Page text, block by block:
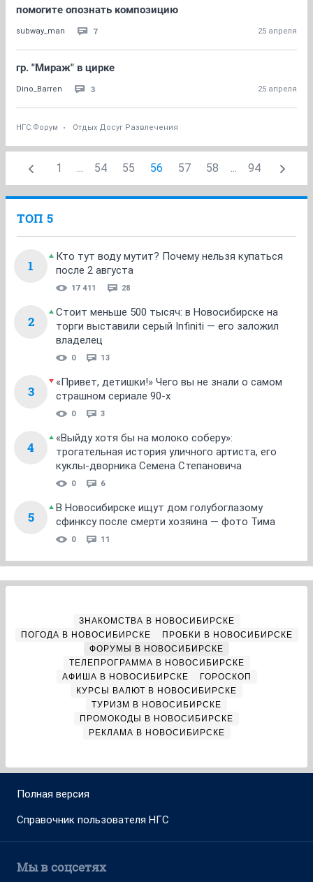
помогите опознать композицию
subway_man 7 25 апреля
гр. "Мираж" в цирке
Dino_Barren 3 25 апреля
НГС.Форум Отдых Досуг Развлечения
1 ... 54 55 56 57 58 ... 94
ТОП 5
1
Кто тут воду мутит? Почему нельзя купаться
после 2 августа
17 411 28
2
Стоит меньше 500 тысяч: в Новосибирске на
торги выставили серый Infiniti — его заложил
владелец
0 13
3
«Привет, детишки!» Чего вы не знали о самом
страшном сериале 90-х
0 3
4
«Выйду хотя бы на молоко соберу»:
трогательная история уличного артиста, его
куклы-дворника Семена Степановича
0 6
5
В Новосибирске ищут дом голубоглазому
сфинксу после смерти хозяина — фото Тима
0 11
ЗНАКОМСТВА В НОВОСИБИРСКЕ
ПОГОДА В НОВОСИБИРСКЕ
ПРОБКИ В НОВОСИБИРСКЕ
ФОРУМЫ В НОВОСИБИРСКЕ
ТЕЛЕПРОГРАММА В НОВОСИБИРСКЕ
АФИША В НОВОСИБИРСКЕ
ГОРОСКОП
КУРСЫ ВАЛЮТ В НОВОСИБИРСКЕ
ТУРИЗМ В НОВОСИБИРСКЕ
ПРОМОКОДЫ В НОВОСИБИРСКЕ
РЕКЛАМА В НОВОСИБИРСКЕ
Полная версия
Справочник пользователя НГС
Мы в соцсетях